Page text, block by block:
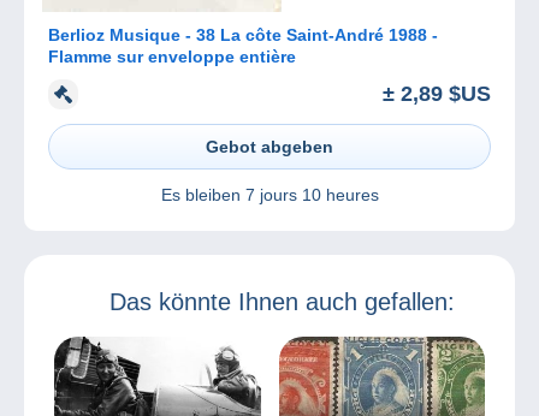
Berlioz Musique - 38 La côte Saint-André 1988 -
Flamme sur enveloppe entière
± 2,89 $US
Gebot abgeben
Es bleiben 7 jours 10 heures
Das könnte Ihnen auch gefallen: